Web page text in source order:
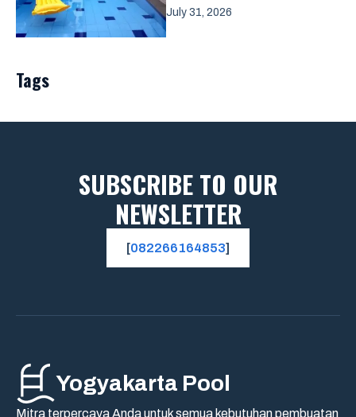
July 31, 2026
Tags
SUBSCRIBE TO OUR
NEWSLETTER
[082266164853]
Yogyakarta Pool
Mitra terpercaya Anda untuk semua kebutuhan pembuatan